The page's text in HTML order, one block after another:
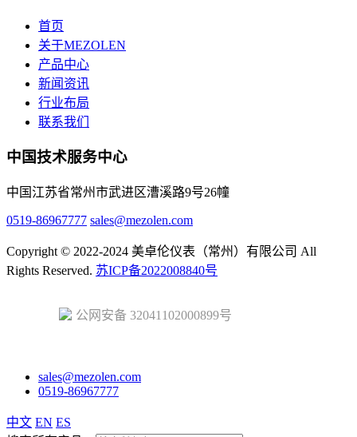
首页
关于MEZOLEN
产品中心
新闻资讯
行业布局
联系我们
中国技术服务中心
中国江苏省常州市武进区漕溪路9号26幢
0519-86967777 sales@mezolen.com
Copyright © 2022-2024 美卓伦仪表（常州）有限公司 All
Rights Reserved. 苏ICP备2022008840号
公网安备 32041102000899号
sales@mezolen.com
0519-86967777
中文 EN ES